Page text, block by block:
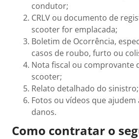
condutor;
CRLV ou documento de
scooter for emplacada;
Boletim de Ocorrência,
casos de roubo, furto ou
Nota fiscal ou comprovante
scooter;
Relato detalhado do sinistro;
Fotos ou vídeos que
danos.
Como contratar o